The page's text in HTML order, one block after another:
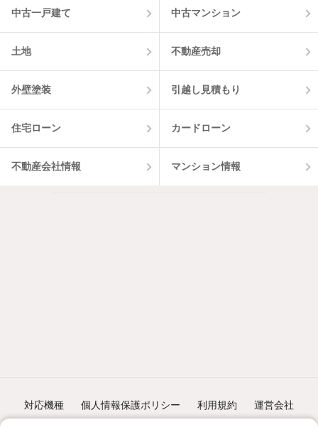
中古一戸建て 中古マンション
土地 不動産売却
外壁塗装 引越し見積もり
住宅ローン カードローン
不動産会社情報 マンション情報
対応機種 個人情報保護ポリシー 利用規約 運営会社